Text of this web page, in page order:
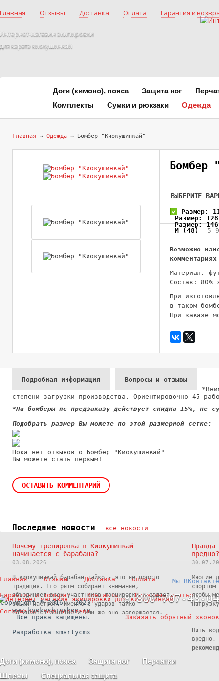
Главная Отзывы Доставка Оплата Гарантия и
Интернет-магазин экипировки
для каратэ киокушинкай
Доги (кимоно), пояса Защита ног
Комплекты
Сумки и рюкзаки Одежда
Главная → Одежда → Бомбер "Киокушинкай"
Бомбер
ВЫБЕРИТЕ
Размер:
Размер: 128
Размер: 146
M (48)
5
Возможно
Материал:
Состав: 80%
При
в таком
При заказе
Подробная информация
Вопросы и отзывы
степени загрузки производства. Ориентировочно 45
*На бомберы по предзаказу действует скидка 15%, не
Подобрать размер Вы можете по этой размерной сетке:
Пока нет отзывов о Бомбер "Киокушинкай"
Вы можете стать первым!
ОСТАВИТЬ КОММЕНТАРИЙ
Последние новости все новости
Почему тренировка в Киокушинкай
начинается с барабана?
03.08.2026
В киокушинкай барабан тайко - это не просто
традиция. Его ритм собирает внимание,
объединяет всех участников тренировки и задает
общий настрой. Именно с ударов тайко
начинается занятие и ими же оно завершается.
вредно?
Многие
якобы
Пить
вредно,
Доги (кимоно), пояса Защита ног
Перчатки
Шлемы
Специальная защита
Главная Отзывы Доставка Оплата
Гарантия и возврат Контакты Полезные статьи
Соглашение пользователя
Мы ВКонтакте
8 800 707-48-04
Заказать обратный звонок
Copyright © 2016 - 2023
www.kyokushinshop.ru
Все права защищены.
Разработка smartycms